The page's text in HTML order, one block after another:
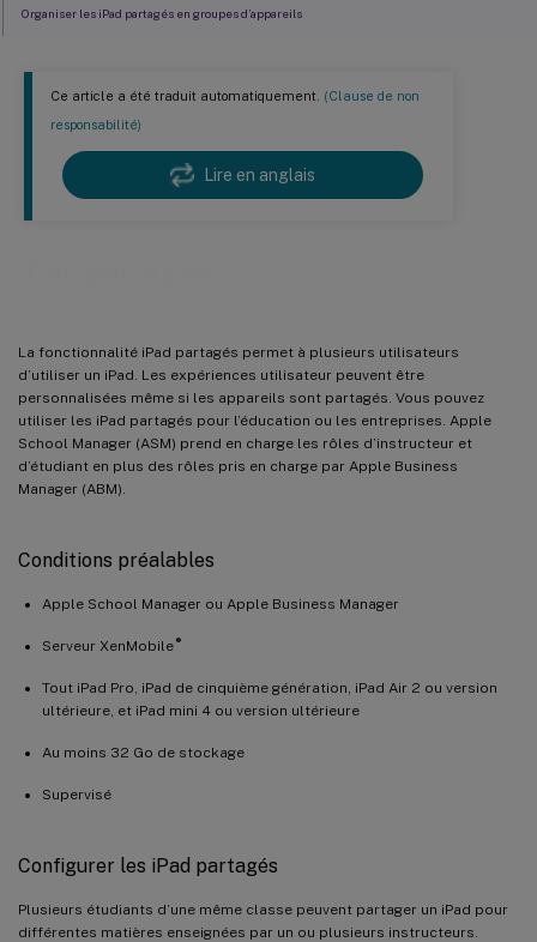
Ce article a été traduit automatiquement. (Clause de non
responsabilité)
Lire en anglais
La fonctionnalité iPad partagés permet à plusieurs utilisateurs
d’utiliser un iPad. Les expériences utilisateur peuvent être
personnalisées même si les appareils sont partagés. Vous pouvez
utiliser les iPad partagés pour l’éducation ou les entreprises. Apple
School Manager (ASM) prend en charge les rôles d’instructeur et
d’étudiant en plus des rôles pris en charge par Apple Business
Manager (ABM).
Conditions préalables
Apple School Manager ou Apple Business Manager
Serveur XenMobile ®
Tout iPad Pro, iPad de cinquième génération, iPad Air 2 ou version
ultérieure, et iPad mini 4 ou version ultérieure
Au moins 32 Go de stockage
Supervisé
Configurer les iPad partagés
Plusieurs étudiants d’une même classe peuvent partager un iPad pour
différentes matières enseignées par un ou plusieurs instructeurs.
Organiser les iPad partagés en groupes d’appareils
Médias pour iPad partagés
Règles de déploiement pour les iPad partagés
Groupes de mise à disposition pour les iPad partagés